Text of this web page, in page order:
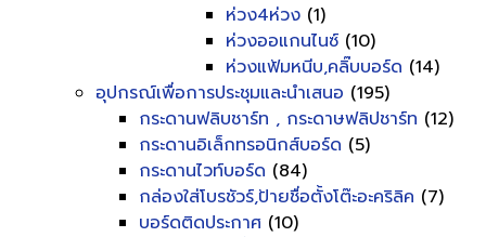
ห่วง4ห่วง (1)
ห่วงออแกนไนซ์ (10)
ห่วงแฟ้มหนีบ,คลิ๊บบอร์ด (14)
อุปกรณ์เพื่อการประชุมและนำเสนอ (195)
กระดานฟลิบชาร์ท , กระดาษฟลิปชาร์ท (12)
กระดานอิเล็กทรอนิกส์บอร์ด (5)
กระดานไวท์บอร์ด (84)
กล่องใส่โบรชัวร์,ป้ายชื่อตั้งโต๊ะอะคริลิค (7)
บอร์ดติดประกาศ (10)